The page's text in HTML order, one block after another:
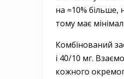
на ≈10% більше,
тому має
Комбінований
і 40/10 мг.
кожного